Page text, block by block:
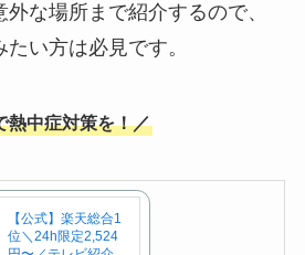
な場所まで紹介するので、
い方は必見です。
熱中症対策を！／
【公式】楽天総合1
位＼24h限定2,524